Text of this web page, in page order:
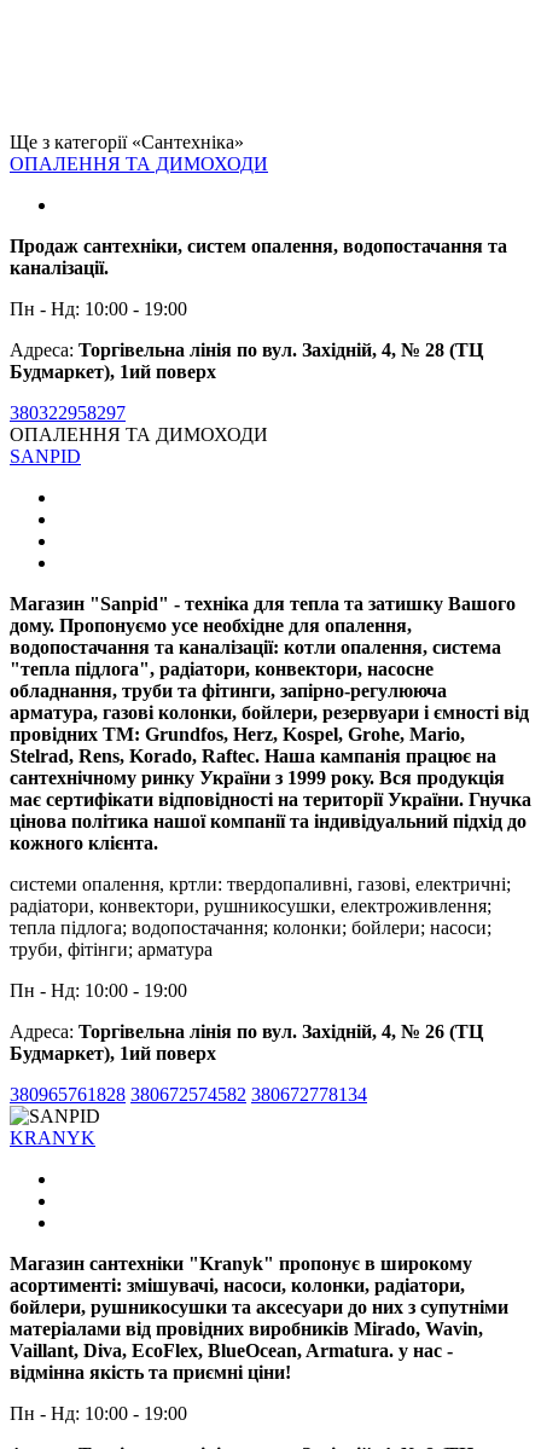
Ще з категорії «Сантехніка»
ОПАЛЕННЯ ТА ДИМОХОДИ
Продаж сантехніки, систем опалення, водопостачання та
каналізації.
Пн - Нд: 10:00 - 19:00
Адреса: Торгівельна лінія по вул. Західній, 4, № 28 (ТЦ
Будмаркет), 1ий поверх
380322958297
ОПАЛЕННЯ ТА ДИМОХОДИ
SANPID
Магазин "Sanpid" - техніка для тепла та затишку Вашого
дому. Пропонуємо усе необхідне для опалення,
водопостачання та каналізації: котли опалення, система
"тепла підлога", радіатори, конвектори, насосне
обладнання, труби та фітинги, запірно-регулююча
арматура, газові колонки, бойлери, резервуари і ємності від
провідних ТМ: Grundfos, Herz, Kospel, Grohe, Mario,
Stelrad, Rens, Korado, Raftec. Наша кампанія працює на
сантехнічному ринку України з 1999 року. Вся продукція
має сертифікати відповідності на території України. Гнучка
цінова політика нашої компанії та індивідуальний підхід до
кожного клієнта.
системи опалення, кртли: твердопаливні, газові, електричні;
радіатори, конвектори, рушникосушки, електроживлення;
тепла підлога; водопостачання; колонки; бойлери; насоси;
труби, фітінги; арматура
Пн - Нд: 10:00 - 19:00
Адреса: Торгівельна лінія по вул. Західній, 4, № 26 (ТЦ
Будмаркет), 1ий поверх
380965761828 380672574582 380672778134
KRANYK
Магазин сантехніки "Kranyk" пропонує в широкому
асортименті: змішувачі, насоси, колонки, радіатори,
бойлери, рушникосушки та аксесуари до них з супутніми
матеріалами від провідних виробників Mirado, Wavin,
Vaillant, Diva, EcoFlex, BlueOcean, Armatura. у нас -
відмінна якість та приємні ціни!
Пн - Нд: 10:00 - 19:00